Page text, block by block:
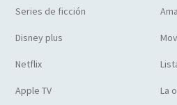
Series de ficción
Disney plus
Netflix
Apple TV La